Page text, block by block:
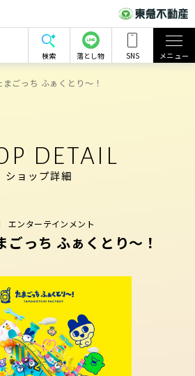
検索 落とし物 SNS メニュー
まごっち ふぁくとり～！
DETAIL
ショップ詳細
エンターテインメント
ごっち ふぁくとり～！